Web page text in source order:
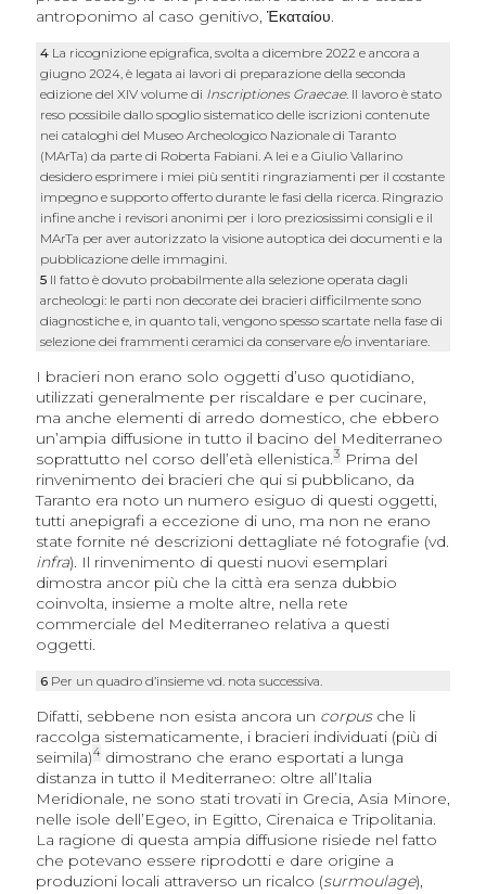
antroponimo al caso genitivo, Ἑκαταίου.
4 La ricognizione epigrafica, svolta a dicembre 2022 e ancora a
giugno 2024, è legata ai lavori di preparazione della seconda
edizione del XIV volume di Inscriptiones Graecae. Il lavoro è stato
reso possibile dallo spoglio sistematico delle iscrizioni contenute
nei cataloghi del Museo Archeologico Nazionale di Taranto
(MArTa) da parte di Roberta Fabiani. A lei e a Giulio Vallarino
desidero esprimere i miei più sentiti ringraziamenti per il costante
impegno e supporto offerto durante le fasi della ricerca. Ringrazio
infine anche i revisori anonimi per i loro preziosissimi consigli e il
MArTa per aver autorizzato la visione autoptica dei documenti e la
pubblicazione delle immagini.
5 Il fatto è dovuto probabilmente alla selezione operata dagli
archeologi: le parti non decorate dei bracieri difficilmente sono
diagnostiche e, in quanto tali, vengono spesso scartate nella fase di
selezione dei frammenti ceramici da conservare e/o inventariare.
I bracieri non erano solo oggetti d’uso quotidiano,
utilizzati generalmente per riscaldare e per cucinare,
ma anche elementi di arredo domestico, che ebbero
un’ampia diffusione in tutto il bacino del Mediterraneo
soprattutto nel corso dell’età ellenistica.3 Prima del
rinvenimento dei bracieri che qui si pubblicano, da
Taranto era noto un numero esiguo di questi oggetti,
tutti anepigrafi a eccezione di uno, ma non ne erano
state fornite né descrizioni dettagliate né fotografie (vd.
infra). Il rinvenimento di questi nuovi esemplari
dimostra ancor più che la città era senza dubbio
coinvolta, insieme a molte altre, nella rete
commerciale del Mediterraneo relativa a questi
oggetti.
6 Per un quadro d’insieme vd. nota successiva.
Difatti, sebbene non esista ancora un corpus che li
raccolga sistematicamente, i bracieri individuati (più di
seimila)4dimostrano che erano esportati a lunga
distanza in tutto il Mediterraneo: oltre all’Italia
Meridionale, ne sono stati trovati in Grecia, Asia Minore,
nelle isole dell’Egeo, in Egitto, Cirenaica e Tripolitania.
La ragione di questa ampia diffusione risiede nel fatto
che potevano essere riprodotti e dare origine a
produzioni locali attraverso un ricalco (surmoulage),